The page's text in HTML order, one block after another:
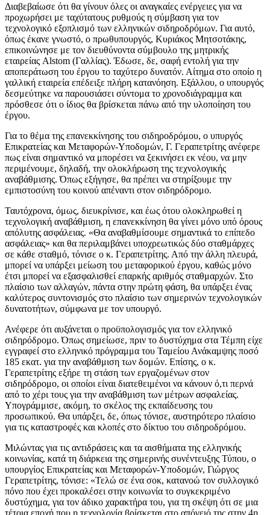
Διαβεβαίωσε ότι θα γίνουν όλες οι αναγκαίες ενέργειες για να
προχωρήσει με ταχύτατους ρυθμούς η σύμβαση για τον
τεχνολογικό εξοπλισμό των ελληνικών σιδηροδρόμων. Για αυτό,
όπως έκανε γνωστό, ο πρωθυπουργός, Κυριάκος Μητσοτάκης,
επικοινώνησε με τον διευθύνοντα σύμβουλο της μητρικής
εταιρείας Alstom (Γαλλίας). Έδωσε, δε, σαφή εντολή για την
αποπεράτωση του έργου το ταχύτερο δυνατόν. Αίτημα στο οποίο η
γαλλική εταιρεία επέδειξε πλήρη κατανόηση. Εξάλλου, ο υπουργός
δεσμεύτηκε να παρουσιάσει σύντομα το χρονοδιάγραμμα και
πρόσθεσε ότι ο ίδιος θα βρίσκεται πάνω από την υλοποίηση του
έργου.
Για το θέμα της επανεκκίνησης του σιδηροδρόμου, ο υπυργός
Επικρατείας και Μεταφορών-Υποδομών, Γ. Γεραπετρίτης ανέφερε
πως είναι σημαντικό να μπορέσει να ξεκινήσει εκ νέου, να μην
περιμένουμε, δηλαδή, την ολοκλήρωση της τεχνολογικής
αναβάθμισης. Όπως εξήγησε, θα πρέπει να στηρίξουμε την
εμπιστοσύνη του κοινού απέναντι στον σιδηρόδρομο.
Ταυτόχρονα, όμως, διευκρίνισε, και έως ότου ολοκληρωθεί η
τεχνολογική αναβάθμιση, η επανεκκίνηση θα γίνει μόνο υπό όρους
απόλυτης ασφάλειας. «Θα αναβαθμίσουμε σημαντικά το επίπεδο
ασφάλειας» και θα περιλαμβάνει υποχρεωτικώς δύο σταθμάρχες
σε κάθε σταθμό, τόνισε ο κ. Γεραπετρίτης. Από την άλλη πλευρά,
μπορεί να υπάρξει μείωση του μεταφορικού έργου, καθώς μόνο
έτσι μπορεί να εξασφαλισθεί επαρκής αριθμός σταθμαρχών. Στο
πλαίσιο των αλλαγών, πάντα στην πρώτη φάση, θα υπάρξει ένας
καλύτερος συντονισμός στο πλαίσιο των σημερινών τεχνολογικών
δυνατοτήτων, σύμφωνα με τον υπουργό.
Ανέφερε ότι αυξάνεται ο προϋπολογισμός για τον ελληνικό
σιδηρόδρομο. Όπως σημείωσε, πριν το δυστύχημα στα Τέμπη είχε
εγγραφεί στο ελληνικό πρόγραμμα του Ταμείου Ανάκαμψης ποσό
185 εκατ. για την αναβάθμιση των δομών. Επίσης, ο κ.
Γεραπετρίτης εξήρε τη στάση των εργαζομένων στον
σιδηρόδρομο, οι οποίοι είναι διατεθειμένοι να κάνουν ό,τι περνά
από το χέρι τους για την αναβάθμιση των μέτρων ασφαλείας.
Υπογράμμισε, ακόμη, το σκέλος της εκπαίδευσης του
προσωπικού. Θα υπάρξει, δε, όπως τόνισε, αυστηρότερο πλαίσιο
για τις καταστροφές και κλοπές στο δίκτυο του σιδηροδρόμου.
Μιλώντας για τις αντιδράσεις και τα αισθήματα της ελληνικής
κοινωνίας, κατά τη διάρκεια της σημερινής συνέντευξης Τύπου, ο
υπουργίος Επικρατείας και Μεταφορών-Υποδομών, Γιώργος
Γεραπετρίτης, τόνισε: «Τελώ σε ένα σοκ, κατανοώ τον συλλογικό
πόνο που έχει προκαλέσει στην κοινωνία το συγκεκριμένο
δυστύχημα, για τον άδικο χαρακτήρα του, για τη σκέψη ότι σε μια
τέτοια εποχή που η τεχνολογία βρίσκεται στο απόγειό της στην 4η